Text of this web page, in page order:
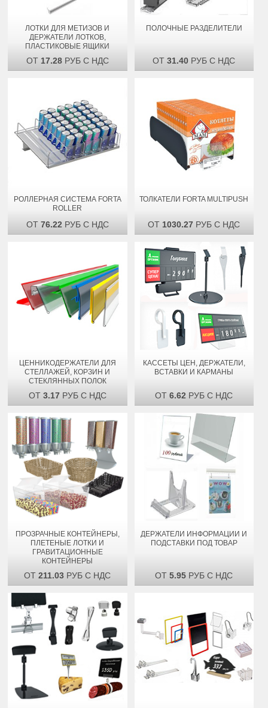
ЛОТКИ ДЛЯ МЕТИЗОВ И
ДЕРЖАТЕЛИ ЛОТКОВ,
ПЛАСТИКОВЫЕ ЯЩИКИ
ОТ 17.28РУБ С НДС
ПОЛОЧНЫЕ РАЗДЕЛИТЕЛИ
ОТ31.40 РУБ С НДС
РОЛЛЕРНАЯ СИСТЕМА FORTA
ROLLER
ОТ 76.22РУБ С НДС
ТОЛКАТЕЛИ FORTA MULTIPUSH
ОТ 1030.27 РУБ С НДС
ЦЕННИКОДЕРЖАТЕЛИ ДЛЯ
СТЕЛЛАЖЕЙ, КОРЗИН И
СТЕКЛЯННЫХ ПОЛОК
ОТ 3.17РУБ С НДС
КАССЕТЫ ЦЕН, ДЕРЖАТЕЛИ,
ВСТАВКИ И КАРМАНЫ
ОТ6.62 РУБ С НДС
ПРОЗРАЧНЫЕ КОНТЕЙНЕРЫ,
ПЛЕТЕНЫЕ ЛОТКИ И
ГРАВИТАЦИОННЫЕ
КОНТЕЙНЕРЫ
ОТ211.03 РУБ С НДС
ДЕРЖАТЕЛИ ИНФОРМАЦИИ И
ПОДСТАВКИ ПОД ТОВАР
ОТ5.95 РУБ С НДС